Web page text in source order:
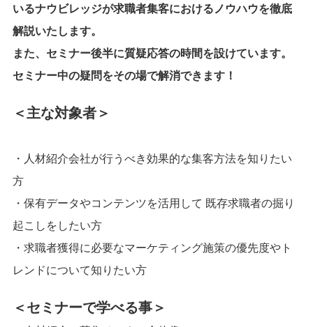
いるナウビレッジが求職者集客におけるノウハウを徹底
解説いたします。
また、セミナー後半に質疑応答の時間を設けています。
セミナー中の疑問をその場で解消できます！
＜主な対象者＞
・人材紹介会社が行うべき効果的な集客方法を知りたい
方
・保有データやコンテンツを活用して 既存求職者の掘り
起こしをしたい方
・求職者獲得に必要なマーケティング施策の優先度やト
レンドについて知りたい方
＜セミナーで学べる事＞